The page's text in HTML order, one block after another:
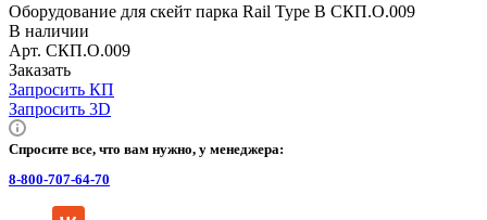
Оборудование для скейт парка Rail Type B СКП.О.009
В наличии
Арт. СКП.О.009
Заказать
Запросить КП
Запросить 3D
Спросите все, что вам нужно, у менеджера:
8-800-707-64-70